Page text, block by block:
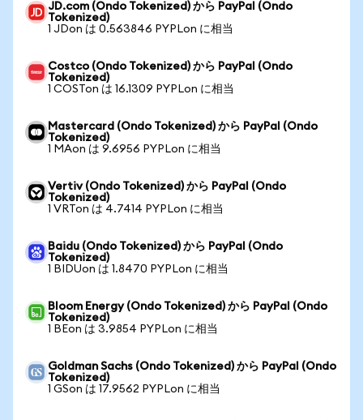
JD.com (Ondo Tokenized) から PayPal (Ondo
Tokenized)
1 JDon は 0.563846 PYPLon に相当
Costco (Ondo Tokenized) から PayPal (Ondo
Tokenized)
1 COSTon は 16.1309 PYPLon に相当
Mastercard (Ondo Tokenized) から PayPal (Ondo
Tokenized)
1 MAon は 9.6956 PYPLon に相当
Vertiv (Ondo Tokenized) から PayPal (Ondo
Tokenized)
1 VRTon は 4.7414 PYPLon に相当
Baidu (Ondo Tokenized) から PayPal (Ondo
Tokenized)
1 BIDUon は 1.8470 PYPLon に相当
Bloom Energy (Ondo Tokenized) から PayPal (Ondo
Tokenized)
1 BEon は 3.9854 PYPLon に相当
Goldman Sachs (Ondo Tokenized) から PayPal (Ondo
Tokenized)
1 GSon は 17.9562 PYPLon に相当